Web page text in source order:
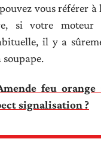
vous référer à
si votre moteur
il y a
soupape.
feu
signalisation ?